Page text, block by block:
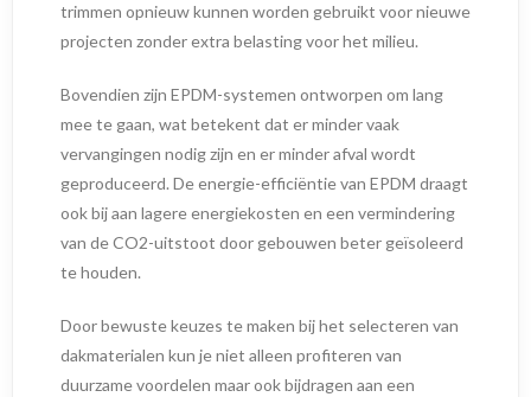
trimmen opnieuw kunnen worden gebruikt voor nieuwe
projecten zonder extra belasting voor het milieu.
Bovendien zijn EPDM-systemen ontworpen om lang
mee te gaan, wat betekent dat er minder vaak
vervangingen nodig zijn en er minder afval wordt
geproduceerd. De energie-efficiëntie van EPDM draagt
ook bij aan lagere energiekosten en een vermindering
van de CO2-uitstoot door gebouwen beter geïsoleerd
te houden.
Door bewuste keuzes te maken bij het selecteren van
dakmaterialen kun je niet alleen profiteren van
duurzame voordelen maar ook bijdragen aan een